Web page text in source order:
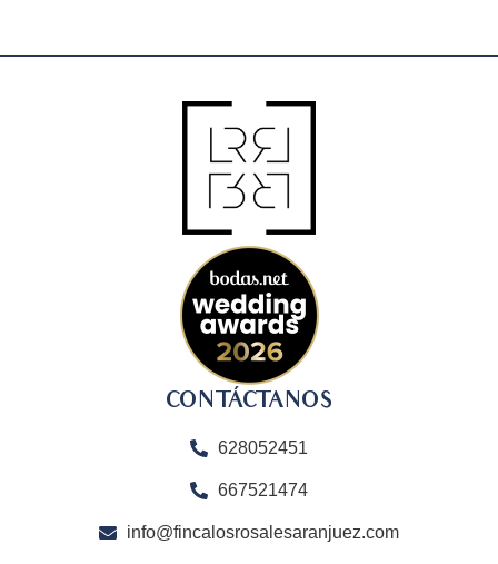
CONTÁCTANOS
628052451
667521474
info@fincalosrosalesaranjuez.com